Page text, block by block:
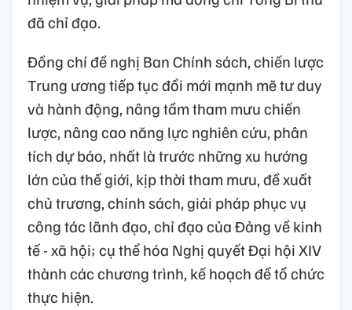
đã chỉ đạo.
Đồng chí đề nghị Ban Chính sách, chiến lược
Trung ương tiếp tục đổi mới mạnh mẽ tư duy
và hành động, nâng tầm tham mưu chiến
lược, nâng cao năng lực nghiên cứu, phân
tích dự báo, nhất là trước những xu hướng
lớn của thế giới, kịp thời tham mưu, đề xuất
chủ trương, chính sách, giải pháp phục vụ
công tác lãnh đạo, chỉ đạo của Đảng về kinh
tế - xã hội; cụ thể hóa Nghị quyết Đại hội XIV
thành các chương trình, kế hoạch để tổ chức
thực hiện.